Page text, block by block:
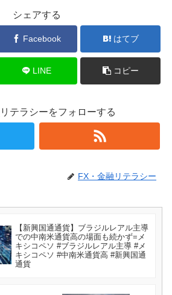
シェアする
Facebook はてブ
LINE コピー
テラシーをフォローする
FX・金融リテラシー
【新興国通通貨】ブラジルレアル主導
での中南米通貨高の場面も続かず=メ
キシコペソ #ブラジルレアル主導 #メ
キシコペソ #中南米通貨高 #新興国通
通貨